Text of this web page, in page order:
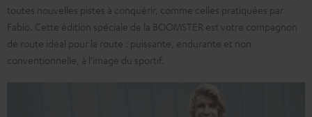
toutes nouvelles pistes à conquérir, comme celles pratiquées par
Fabio. Cette édition spéciale de la BOOMSTER est votre compagnon
de route idéal pour la route : puissante, endurante et non
conventionnelle, à l'image du sportif.